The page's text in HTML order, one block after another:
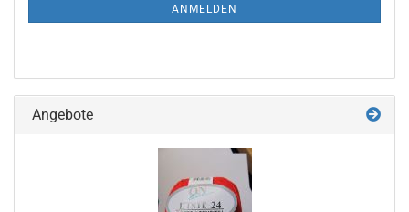
ANMELDEN
Angebote